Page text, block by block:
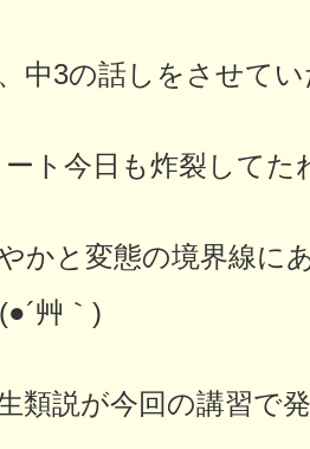
中3の話しをさせて
ト今日も炸裂してた
かと変態の境界線に
艸｀)
類説が今回の講習で